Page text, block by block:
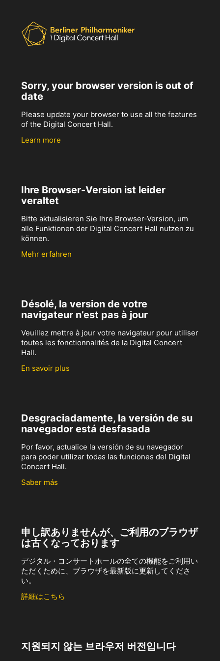
Sorry, your browser version is out of
date
Please update your browser to use all the features
of the Digital Concert Hall.
Learn more
Ihre Browser-Version ist leider
veraltet
Bitte aktualisieren Sie Ihre Browser-Version, um
alle Funktionen der Digital Concert Hall nutzen zu
können.
Mehr erfahren
Désolé, la version de votre
navigateur n’est pas à jour
Veuillez mettre à jour votre navigateur pour utiliser
toutes les fonctionnalités de la Digital Concert
Hall.
En savoir plus
Desgraciadamente, la versión de su
navegador está desfasada
Por favor, actualice la versión de su navegador
para poder utilizar todas las funciones del Digital
Concert Hall.
Saber más
申し訳ありませんが、ご利用のブラウザ
は古くなっております
デジタル・コンサートホールの全ての機能をご利用い
ただくために、ブラウザを最新版に更新してくださ
い。
詳細はこちら
지원되지 않는 브라우저 버전입니다